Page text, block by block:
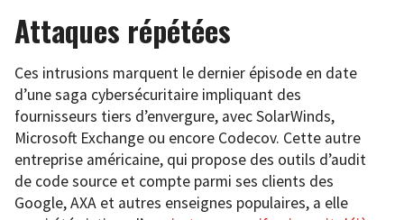
Attaques répétées
Ces intrusions marquent le dernier épisode en date
d’une saga cybersécuritaire impliquant des
fournisseurs tiers d’envergure, avec SolarWinds,
Microsoft Exchange ou encore Codecov. Cette autre
entreprise américaine, qui propose des outils d’audit
de code source et compte parmi ses clients des
Google, AXA et autres enseignes populaires, a elle